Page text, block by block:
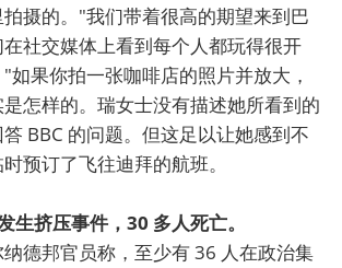
摄的。"我们带着很高的期望来到巴
社交媒体上看到每个人都玩得很开
如果你拍一张咖啡店的照片并放大，
怎样的。瑞女士没有描述她所看到的
BBC 的问题。但这足以让她感到不
预订了飞往迪拜的航班。
生挤压事件，30 多人死亡。
德邦官员称，至少有 36 人在政治集